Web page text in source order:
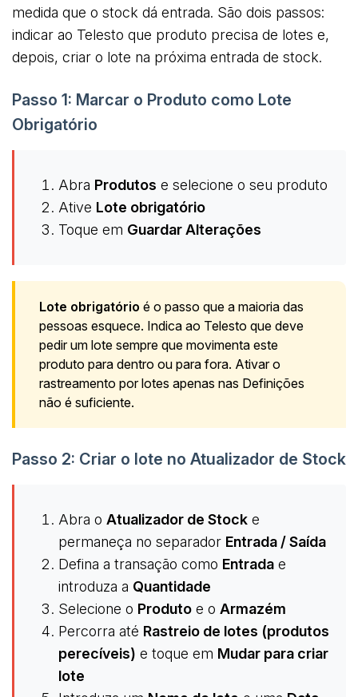
medida que o stock dá entrada. São dois passos:
indicar ao Telesto que produto precisa de lotes e,
depois, criar o lote na próxima entrada de stock.
Passo 1: Marcar o Produto como Lote
Obrigatório
Abra Produtos e selecione o seu produto
Ative Lote obrigatório
Toque em Guardar Alterações
Lote obrigatório é o passo que a maioria das
pessoas esquece. Indica ao Telesto que deve
pedir um lote sempre que movimenta este
produto para dentro ou para fora. Ativar o
rastreamento por lotes apenas nas Definições
não é suficiente.
Passo 2: Criar o lote no Atualizador de Stock
Abra o Atualizador de Stock e
permaneça no separador Entrada / Saída
Defina a transação como Entrada e
introduza a Quantidade
Selecione o Produto e o Armazém
Percorra até Rastreio de lotes (produtos
perecíveis) e toque em Mudar para criar
lote